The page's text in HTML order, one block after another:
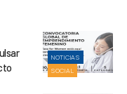
NOTICIAS
SOCIAL